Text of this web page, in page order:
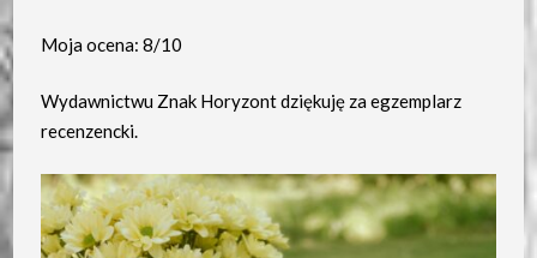
Moja ocena: 8/10
Wydawnictwu Znak Horyzont dziękuję za egzemplarz
recenzencki.